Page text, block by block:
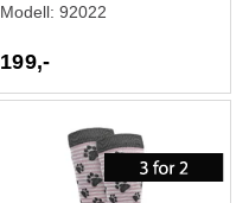
Modell: 92022
199,-